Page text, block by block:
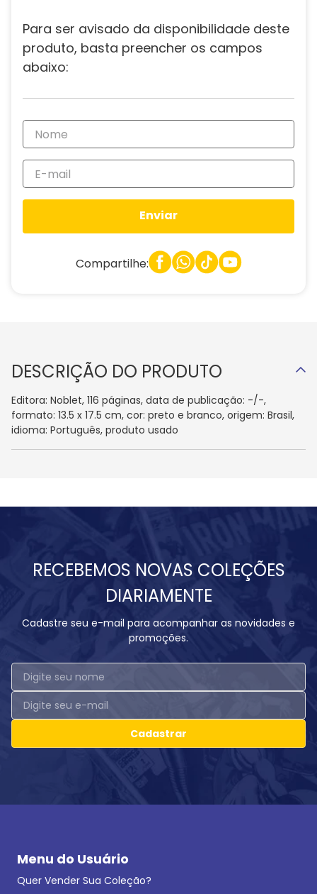
Para ser avisado da disponibilidade deste
produto, basta preencher os campos
abaixo:
Enviar
Compartilhe:
DESCRIÇÃO DO PRODUTO
Editora: Noblet, 116 páginas, data de publicação: -/-,
formato: 13.5 x 17.5 cm, cor: preto e branco, origem: Brasil,
idioma: Português, produto usado
RECEBEMOS NOVAS COLEÇÕES
DIARIAMENTE
Cadastre seu e-mail para acompanhar as novidades e
promoções.
Cadastrar
Menu do Usuário
Quer Vender Sua Coleção?